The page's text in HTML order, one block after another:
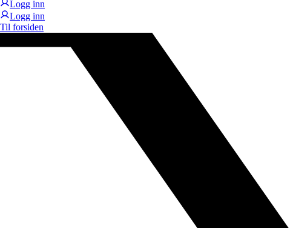
Logg inn
Logg inn
Til forsiden